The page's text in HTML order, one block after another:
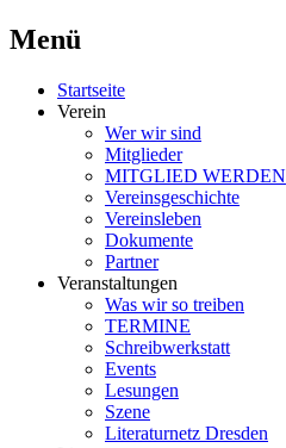
Menü
Zum
Inhalt
Startseite
Verein
Wer wir sind
Mitglieder
MITGLIED WERDEN
Vereinsgeschichte
Vereinsleben
Dokumente
Partner
Veranstaltungen
Was wir so treiben
TERMINE
Schreibwerkstatt
Events
Lesungen
Szene
Literaturnetz Dresden